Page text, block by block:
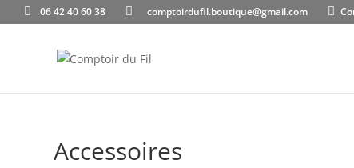
06 42 40 60 38 comptoirdufil.boutique@gmail.com
Accessoires